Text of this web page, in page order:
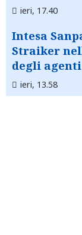
ieri, 17.40
Intesa
Straiker
degli
ieri, 13.58